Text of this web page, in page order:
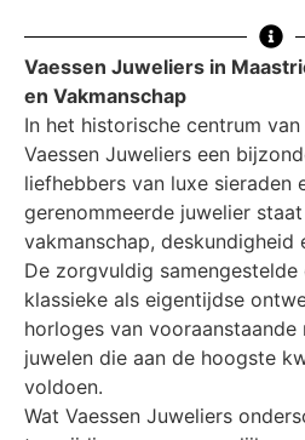
Vaessen Juweliers in
en Vakmanschap
In het historische centrum
Vaessen Juweliers een
liefhebbers van luxe sieraden
gerenommeerde juwelier
vakmanschap, deskundigheid
De zorgvuldig
klassieke als eigentijdse
horloges van
juwelen die aan de hoogste
voldoen.
Wat Vaessen Juweliers